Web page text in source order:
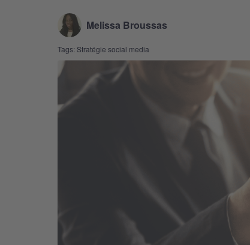
Melissa Broussas
Tags: Stratégie social media